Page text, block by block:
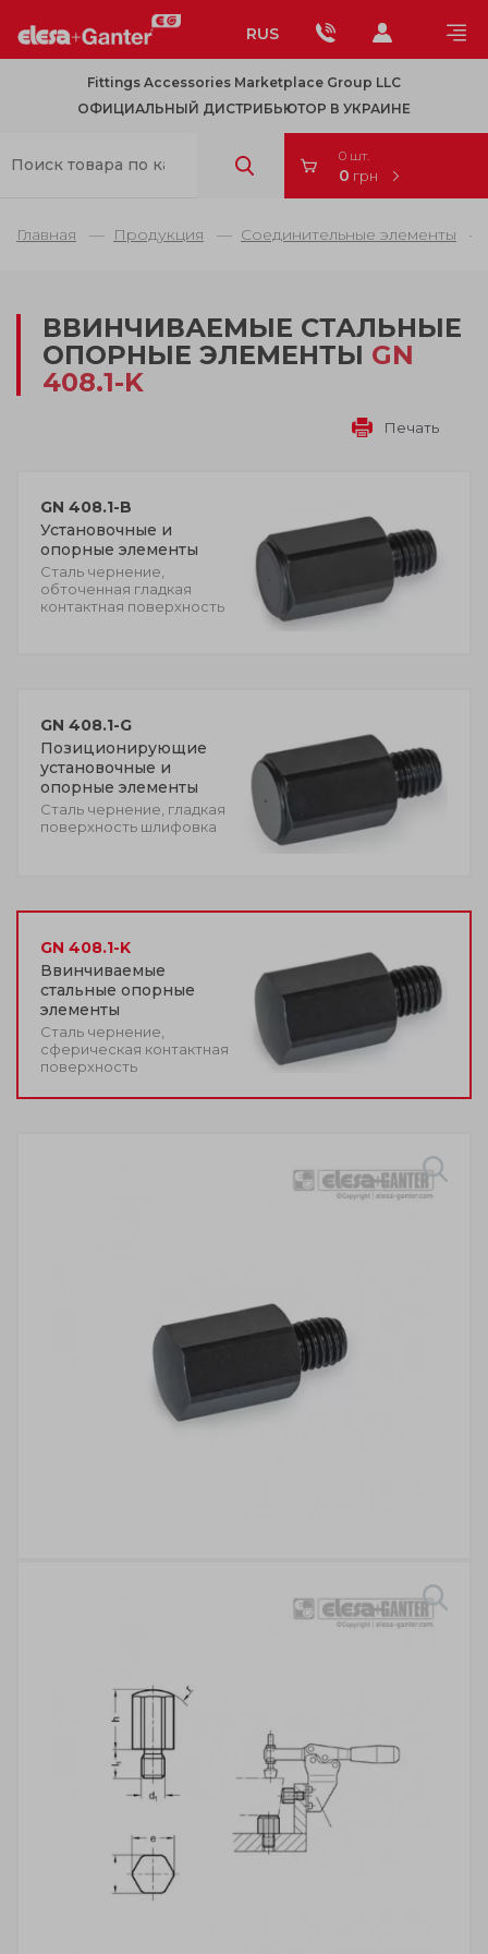
RUS
Fittings Accessories Marketplace Group LLC
ОФИЦИАЛЬНЫЙ ДИСТРИБЬЮТОР В УКРАИНЕ
0 шт.
0 грн
Главная Продукция Соединительные элементы
ВВИНЧИВАЕМЫЕ СТАЛЬНЫЕ
ОПОРНЫЕ ЭЛЕМЕНТЫ GN
408.1-K
Печать
GN 408.1-B
Установочные и
опорные элементы
Сталь чернение,
обточенная гладкая
контактная поверхность
GN 408.1-G
Позиционирующие
установочные и
опорные элементы
Сталь чернение, гладкая
поверхность шлифовка
GN 408.1-K
Ввинчиваемые
стальные опорные
элементы
Сталь чернение,
сферическая контактная
поверхность